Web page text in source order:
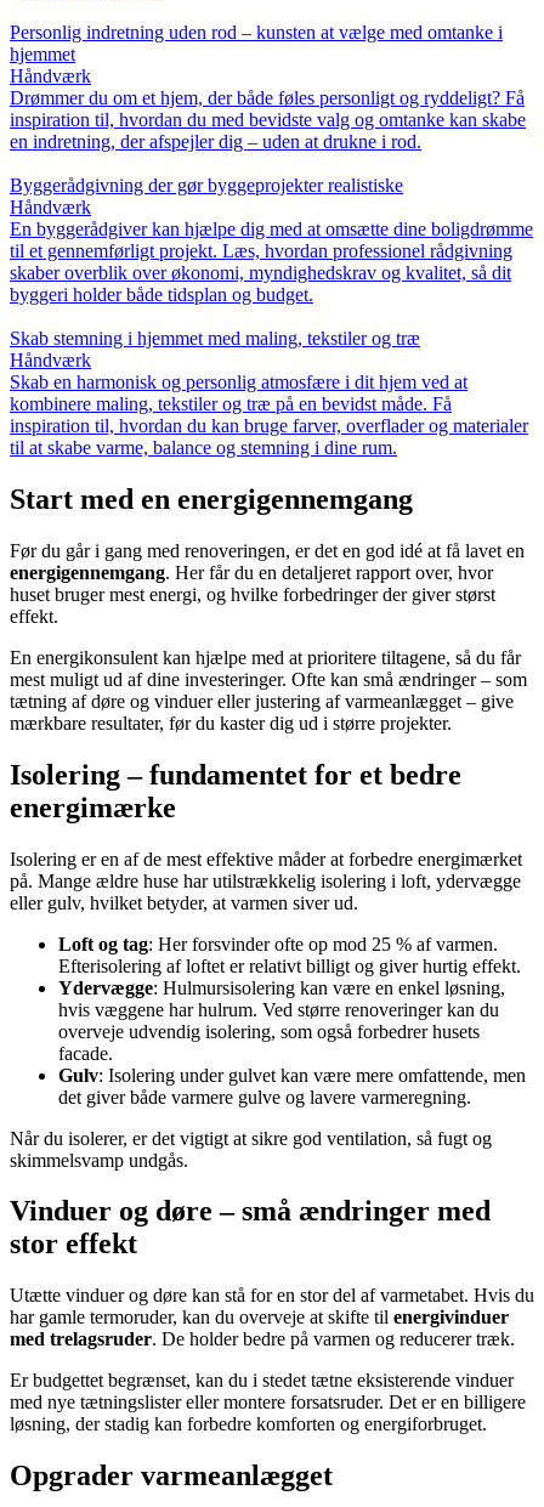
Personlig indretning uden rod – kunsten at vælge med omtanke i
hjemmet
Håndværk
Drømmer du om et hjem, der både føles personligt og ryddeligt? Få
inspiration til, hvordan du med bevidste valg og omtanke kan skabe
en indretning, der afspejler dig – uden at drukne i rod.
Byggerådgivning der gør byggeprojekter realistiske
Håndværk
En byggerådgiver kan hjælpe dig med at omsætte dine boligdrømme
til et gennemførligt projekt. Læs, hvordan professionel rådgivning
skaber overblik over økonomi, myndighedskrav og kvalitet, så dit
byggeri holder både tidsplan og budget.
Skab stemning i hjemmet med maling, tekstiler og træ
Håndværk
Skab en harmonisk og personlig atmosfære i dit hjem ved at
kombinere maling, tekstiler og træ på en bevidst måde. Få
inspiration til, hvordan du kan bruge farver, overflader og materialer
til at skabe varme, balance og stemning i dine rum.
Start med en energigennemgang
Før du går i gang med renoveringen, er det en god idé at få lavet en
energigennemgang. Her får du en detaljeret rapport over, hvor
huset bruger mest energi, og hvilke forbedringer der giver størst
effekt.
En energikonsulent kan hjælpe med at prioritere tiltagene, så du får
mest muligt ud af dine investeringer. Ofte kan små ændringer – som
tætning af døre og vinduer eller justering af varmeanlægget – give
mærkbare resultater, før du kaster dig ud i større projekter.
Isolering – fundamentet for et bedre
energimærke
Isolering er en af de mest effektive måder at forbedre energimærket
på. Mange ældre huse har utilstrækkelig isolering i loft, ydervægge
eller gulv, hvilket betyder, at varmen siver ud.
Loft og tag: Her forsvinder ofte op mod 25 % af varmen.
Efterisolering af loftet er relativt billigt og giver hurtig effekt.
Ydervægge: Hulmursisolering kan være en enkel løsning,
hvis væggene har hulrum. Ved større renoveringer kan du
overveje udvendig isolering, som også forbedrer husets
facade.
Gulv: Isolering under gulvet kan være mere omfattende, men
det giver både varmere gulve og lavere varmeregning.
Når du isolerer, er det vigtigt at sikre god ventilation, så fugt og
skimmelsvamp undgås.
Vinduer og døre – små ændringer med
stor effekt
Utætte vinduer og døre kan stå for en stor del af varmetabet. Hvis du
har gamle termoruder, kan du overveje at skifte til energivinduer
med trelagsruder. De holder bedre på varmen og reducerer træk.
Er budgettet begrænset, kan du i stedet tætne eksisterende vinduer
med nye tætningslister eller montere forsatsruder. Det er en billigere
løsning, der stadig kan forbedre komforten og energiforbruget.
Opgrader varmeanlægget